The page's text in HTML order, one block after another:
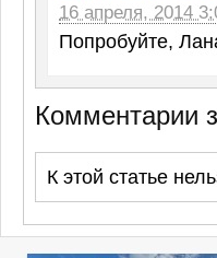
16 апреля, 2014
Попробуйте,
Комментарии
К этой статье